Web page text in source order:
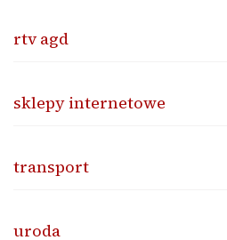
rtv agd
sklepy internetowe
transport
uroda